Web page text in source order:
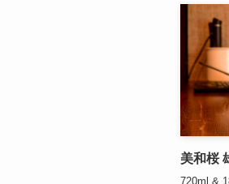
美和桜
720ml &